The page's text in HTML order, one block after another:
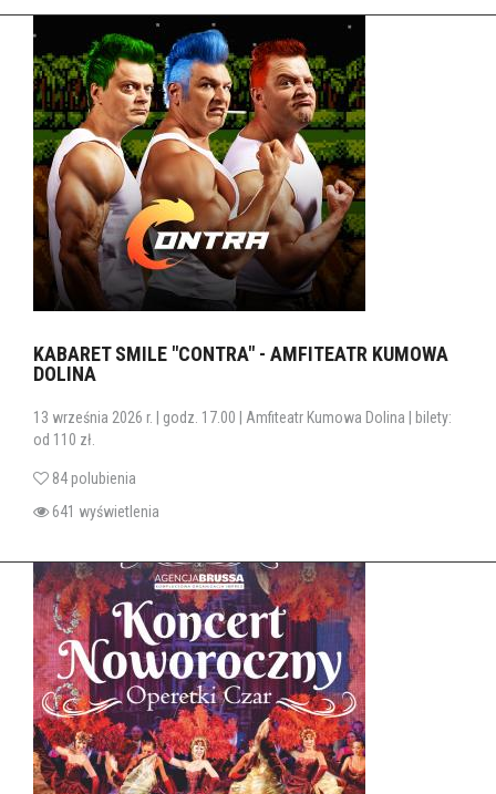
KABARET SMILE "CONTRA" - AMFITEATR KUMOWA
DOLINA
13 września 2026 r. | godz. 17.00 | Amfiteatr Kumowa Dolina | bilety:
od 110 zł.
84 polubienia
641 wyświetlenia